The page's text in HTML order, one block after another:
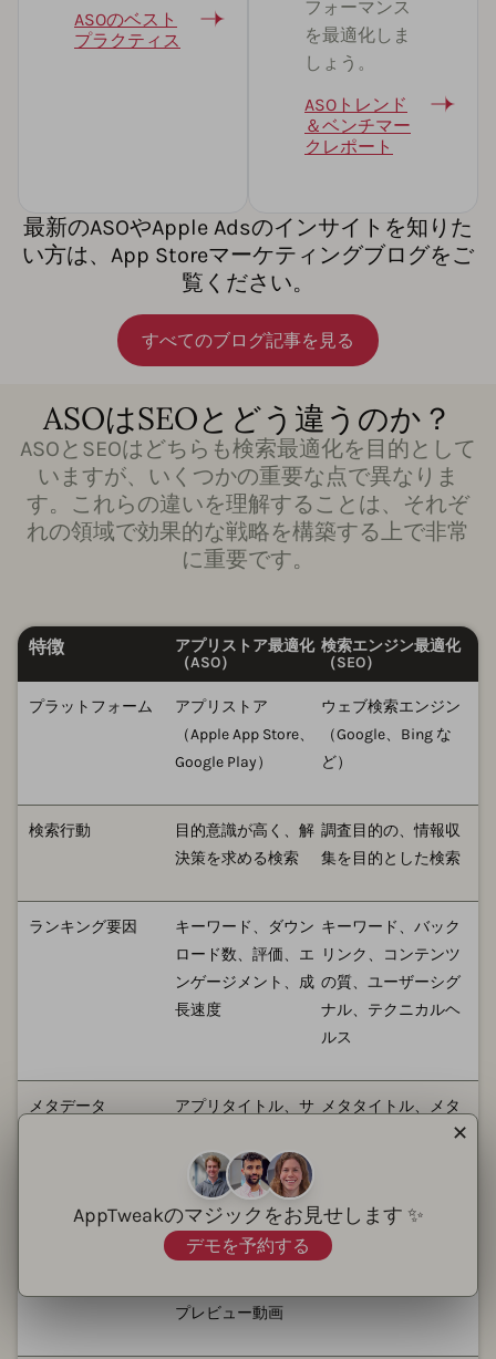
ASOのベスト
プラクティス
フォーマンス
を最適化しま
しょう。
ASOトレンド
＆ベンチマー
クレポート
最新のASOやApple Adsのインサイトを知りた
い方は、App Storeマーケティングブログをご
覧ください。
すべてのブログ記事を見る
ASOはSEOとどう違うのか？
ASOとSEOはどちらも検索最適化を目的として
いますが、いくつかの重要な点で異なりま
す。これらの違いを理解することは、それぞ
れの領域で効果的な戦略を構築する上で非常
に重要です。
特徴
アプリストア最適化
（ASO）
検索エンジン最適化
（SEO）
プラットフォーム
アプリストア
（Apple App Store、
Google Play）
ウェブ検索エンジン
（Google、Bing な
ど）
検索行動
目的意識が高く、解
決策を求める検索
調査目的の、情報収
集を目的とした検索
ランキング要因
キーワード、ダウン
ロード数、評価、エ
ンゲージメント、成
長速度
キーワード、バック
リンク、コンテンツ
の質、ユーザーシグ
ナル、テクニカルヘ
ルス
メタデータ
アプリタイトル、サ
文、キーワードフィ
ールド（iOS）
メタタイトル、メタ
ビジュアルアセット アプリアイコン、ス
プレビュー動画
画像、動画、インフ
AppTweakのマジックをお見せします ✨
デモを予約する
✕